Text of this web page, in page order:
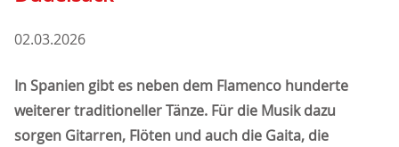
02.03.2026
In Spanien gibt es neben dem Flamenco hunderte
weiterer traditioneller Tänze. Für die Musik dazu
sorgen Gitarren, Flöten und auch die Gaita, die